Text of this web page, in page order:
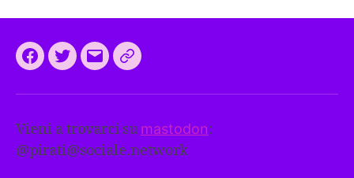
Facebook
TwitterEmailCEEP
programma
comune
Vieni a trovarci su mastodon:
@pirati@sociale.network